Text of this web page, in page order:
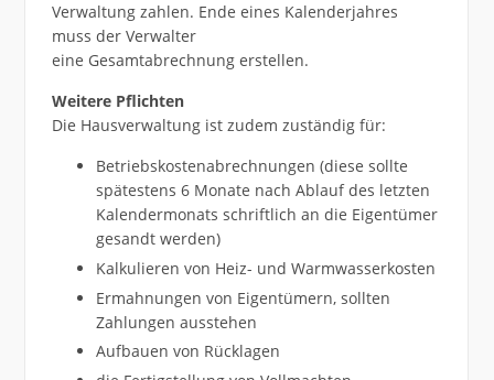
Verwaltung zahlen. Ende eines Kalenderjahres
muss der Verwalter
eine Gesamtabrechnung erstellen.
Weitere Pflichten
Die Hausverwaltung ist zudem zuständig für:
Betriebskostenabrechnungen (diese sollte
spätestens 6 Monate nach Ablauf des letzten
Kalendermonats schriftlich an die Eigentümer
gesandt werden)
Kalkulieren von Heiz- und Warmwasserkosten
Ermahnungen von Eigentümern, sollten
Zahlungen ausstehen
Aufbauen von Rücklagen